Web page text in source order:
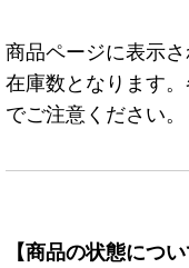
商品ページに表示
在庫数となります
でご注意ください。
【商品の状態につい